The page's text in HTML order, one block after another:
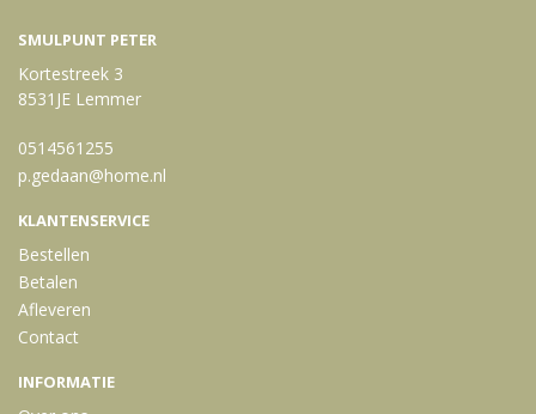
SMULPUNT PETER
Kortestreek 3
8531JE Lemmer
0514561255
p.gedaan@home.nl
KLANTENSERVICE
Bestellen
Betalen
Afleveren
Contact
INFORMATIE